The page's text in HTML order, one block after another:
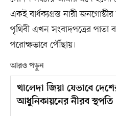
একই বার্ধক্যগ্রস্ত নারী
পৃথিবী এখন সংবাদপত্রের পাতা
পরোক্ষভাবে পৌঁছায়।
আরও পড়ুন
খালেদা জিয়া যেভাবে
আধুনিকায়নের নীরব স্থপতি